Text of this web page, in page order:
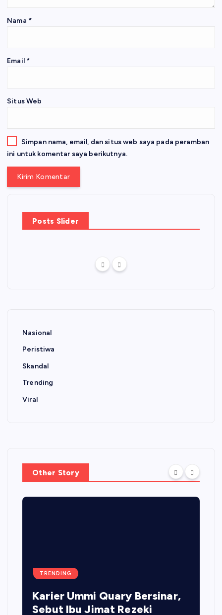
Nama *
Email *
Situs Web
Simpan nama, email, dan situs web saya pada peramban
ini untuk komentar saya berikutnya.
Posts Slider
Nasional
Peristiwa
Skandal
Trending
Viral
Other Story
TRENDING
Karier Ummi Quary Bersinar,
Sebut Ibu Jimat Rezeki